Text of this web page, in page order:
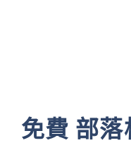
免費 部落